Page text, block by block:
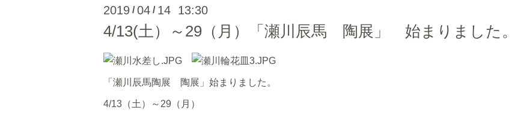
2019 /04 / 14 13:30
4/13(土）～29（月）「瀬川辰馬 陶展」 始まりました。
「瀬川辰馬陶展 陶展」始まりました。
4/13（土）～29（月）